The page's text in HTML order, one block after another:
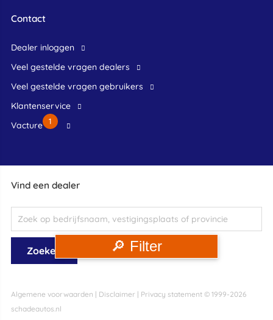
🔎 Filter
Vind een dealer
Algemene voorwaarden | Disclaimer | Privacy statement© 1999-2026
schadeautos.nl
Contact
dealer inloggen
veel gestelde vragen dealers
veel gestelde vragen gebruikers
klantenservice
Vacture
1